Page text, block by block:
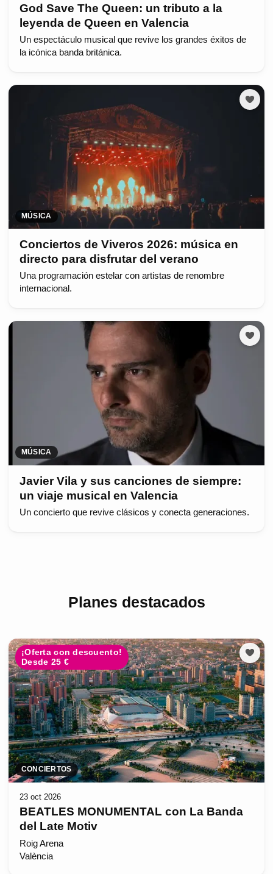
God Save The Queen: un tributo a la
leyenda de Queen en Valencia
Un espectáculo musical que revive los grandes éxitos de
la icónica banda británica.
MÚSICA
Conciertos de Viveros 2026: música en
directo para disfrutar del verano
Una programación estelar con artistas de renombre
internacional.
MÚSICA
Javier Vila y sus canciones de siempre:
un viaje musical en Valencia
Un concierto que revive clásicos y conecta generaciones.
Planes destacados
¡Oferta con descuento!
Desde 25 €
CONCIERTOS
23 oct 2026
BEATLES MONUMENTAL con La Banda
del Late Motiv
Roig Arena
València